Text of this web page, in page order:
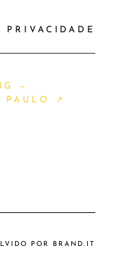
—
PAULO ↗
POR BRAND.IT